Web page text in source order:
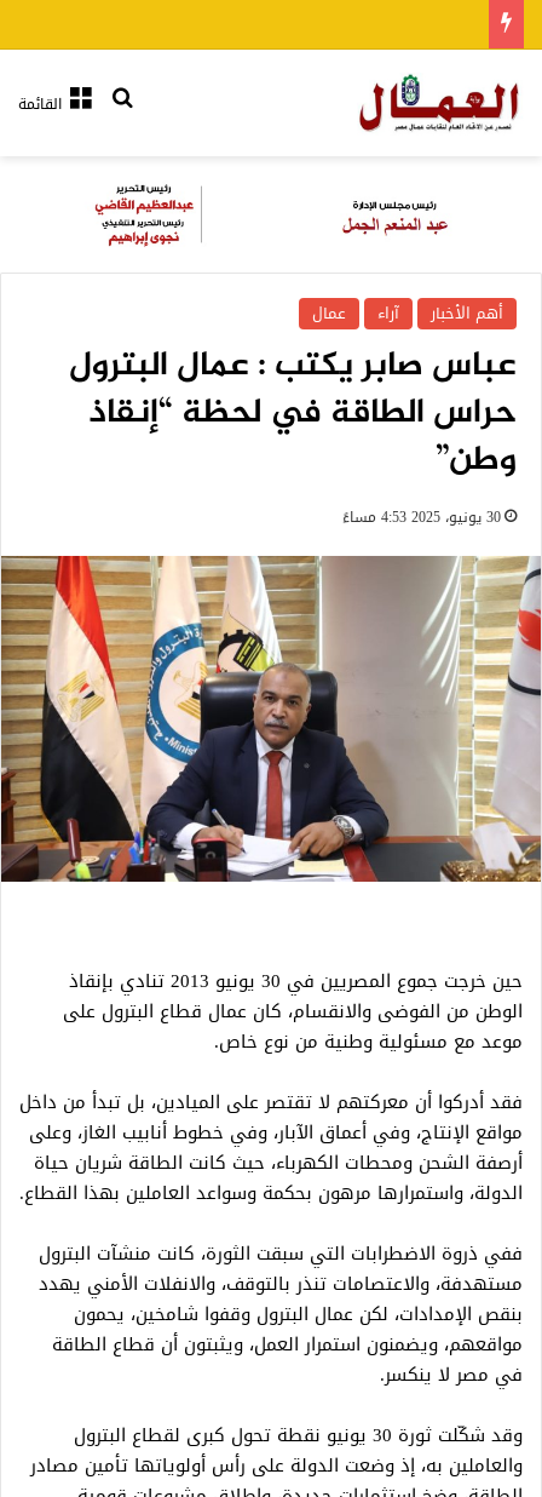
القائمةبحث عن
أهم الأخبار آراء عمال
عباس صابر يكتب : عمال البترول
حراس الطاقة في لحظة “إنقاذ
وطن”
30 يونيو، 2025 4:53 مساءً
حين خرجت جموع المصريين في 30 يونيو 2013 تنادي بإنقاذ
الوطن من الفوضى والانقسام، كان عمال قطاع البترول على
موعد مع مسئولية وطنية من نوع خاص.
فقد أدركوا أن معركتهم لا تقتصر على الميادين، بل تبدأ من داخل
مواقع الإنتاج، وفي أعماق الآبار، وفي خطوط أنابيب الغاز، وعلى
أرصفة الشحن ومحطات الكهرباء، حيث كانت الطاقة شريان حياة
الدولة، واستمرارها مرهون بحكمة وسواعد العاملين بهذا القطاع.
ففي ذروة الاضطرابات التي سبقت الثورة، كانت منشآت البترول
مستهدفة، والاعتصامات تنذر بالتوقف، والانفلات الأمني يهدد
بنقص الإمدادات، لكن عمال البترول وقفوا شامخين، يحمون
مواقعهم، ويضمنون استمرار العمل، ويثبتون أن قطاع الطاقة
في مصر لا ينكسر.
وقد شكّلت ثورة 30 يونيو نقطة تحول كبرى لقطاع البترول
والعاملين به، إذ وضعت الدولة على رأس أولوياتها تأمين مصادر